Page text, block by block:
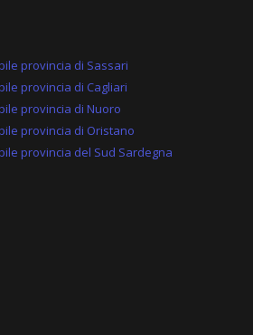
provincia di Sassari
provincia di Cagliari
provincia di Nuoro
provincia di Oristano
provincia del Sud Sardegna